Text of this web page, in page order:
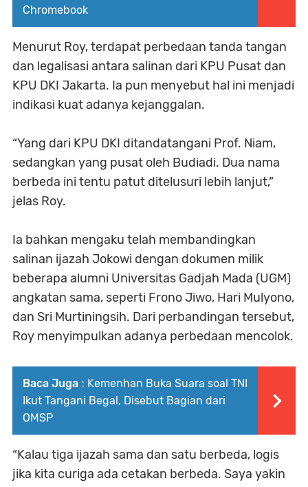
Chromebook
Menurut Roy, terdapat perbedaan tanda tangan
dan legalisasi antara salinan dari KPU Pusat dan
KPU DKI Jakarta. Ia pun menyebut hal ini menjadi
indikasi kuat adanya kejanggalan.
“Yang dari KPU DKI ditandatangani Prof. Niam,
sedangkan yang pusat oleh Budiadi. Dua nama
berbeda ini tentu patut ditelusuri lebih lanjut,”
jelas Roy.
Ia bahkan mengaku telah membandingkan
salinan ijazah Jokowi dengan dokumen milik
beberapa alumni Universitas Gadjah Mada (UGM)
angkatan sama, seperti Frono Jiwo, Hari Mulyono,
dan Sri Murtiningsih. Dari perbandingan tersebut,
Roy menyimpulkan adanya perbedaan mencolok.
Baca Juga : Kemenhan Buka Suara soal TNI
Ikut Tangani Begal, Disebut Bagian dari
OMSP
“Kalau tiga ijazah sama dan satu berbeda, logis
jika kita curiga ada cetakan berbeda. Saya yakin